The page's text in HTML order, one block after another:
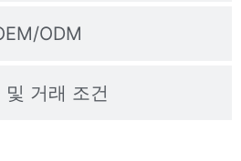
ODM
및 거래 조건